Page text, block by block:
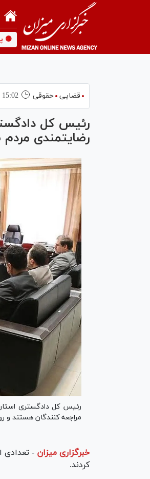
🟡
قضایی حقوقی 15:02
رئیس کل
رضایتمندی
رئیس کل دادگستری
مراجعه کنندگان هستند و
خبرگزاری میزان - تعدادی
کردند.